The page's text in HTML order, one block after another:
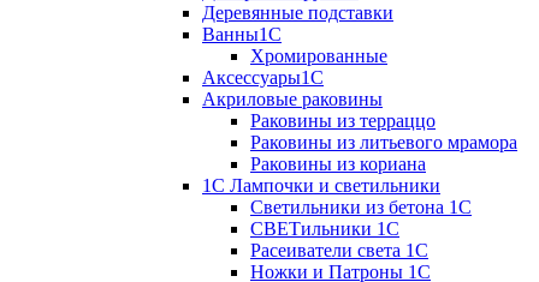
Деревянные подставки
Ванны1С
Хромированные
Аксессуары1С
Акриловые раковины
Раковины из терраццо
Раковины из литьевого мрамора
Раковины из кориана
1С Лампочки и светильники
Светильники из бетона 1С
СВЕТильники 1С
Расеиватели света 1С
Ножки и Патроны 1С